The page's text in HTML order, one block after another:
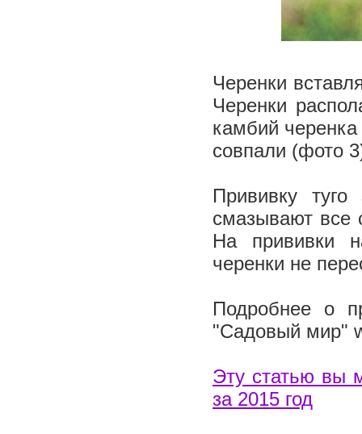
Черенки
Черенки
камбий
совпали (фото
Прививку
смазывают все
На прививки
черенки не
Подробнее о
"Садовый мир"
Эту статью вы
за 2015 год